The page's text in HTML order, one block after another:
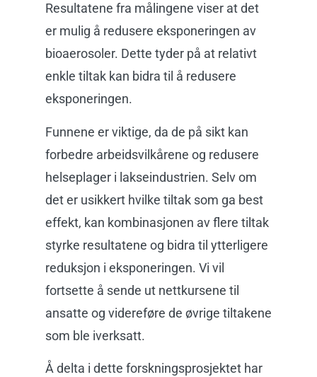
Resultatene fra målingene viser at det
er mulig å redusere eksponeringen av
bioaerosoler. Dette tyder på at relativt
enkle tiltak kan bidra til å redusere
eksponeringen.
Funnene er viktige, da de på sikt kan
forbedre arbeidsvilkårene og redusere
helseplager i lakseindustrien. Selv om
det er usikkert hvilke tiltak som ga best
effekt, kan kombinasjonen av flere tiltak
styrke resultatene og bidra til ytterligere
reduksjon i eksponeringen. Vi vil
fortsette å sende ut nettkursene til
ansatte og videreføre de øvrige tiltakene
som ble iverksatt.
Å delta i dette forskningsprosjektet har